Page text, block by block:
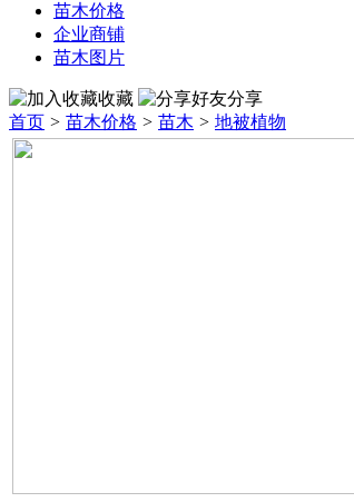
苗木价格
企业商铺
苗木图片
收藏
分享
首页 > 苗木价格 > 苗木 > 地被植物